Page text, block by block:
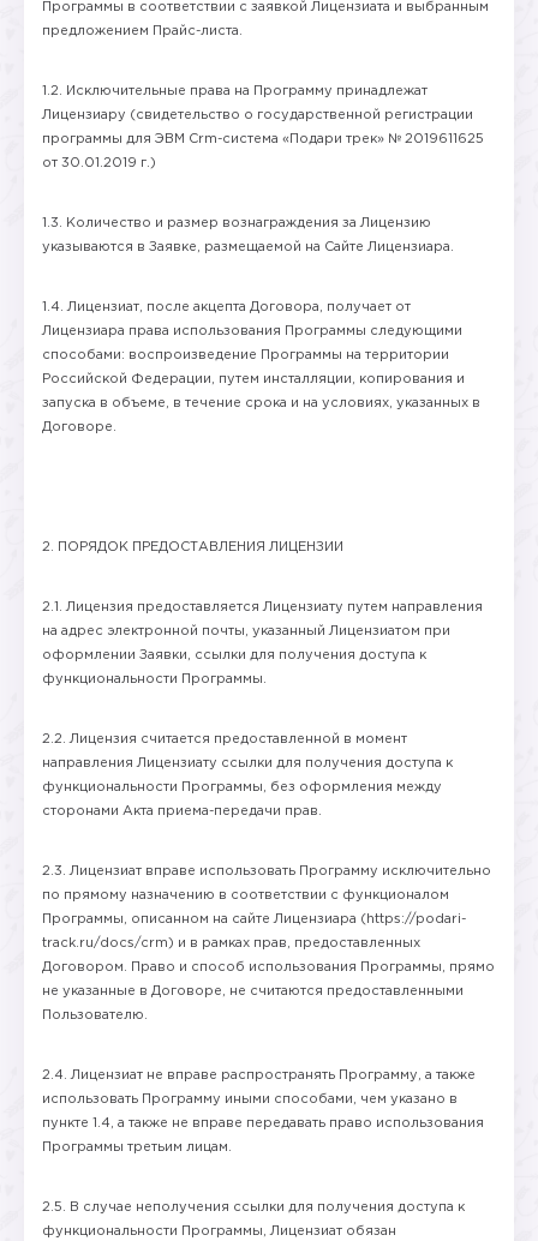
Программы в соответствии с заявкой Лицензиата и выбранным
предложением Прайс-листа.
1.2. Исключительные права на Программу принадлежат
Лицензиару (свидетельство о государственной регистрации
программы для ЭВМ Crm-система «Подари трек» № 2019611625
от 30.01.2019 г.)
1.3. Количество и размер вознаграждения за Лицензию
указываются в Заявке, размещаемой на Сайте Лицензиара.
1.4. Лицензиат, после акцепта Договора, получает от
Лицензиара права использования Программы следующими
способами: воспроизведение Программы на территории
Российской Федерации, путем инсталляции, копирования и
запуска в объеме, в течение срока и на условиях, указанных в
Договоре.
2. ПОРЯДОК ПРЕДОСТАВЛЕНИЯ ЛИЦЕНЗИИ
2.1. Лицензия предоставляется Лицензиату путем направления
на адрес электронной почты, указанный Лицензиатом при
оформлении Заявки, ссылки для получения доступа к
функциональности Программы.
2.2. Лицензия считается предоставленной в момент
направления Лицензиату ссылки для получения доступа к
функциональности Программы, без оформления между
сторонами Акта приема-передачи прав.
2.3. Лицензиат вправе использовать Программу исключительно
по прямому назначению в соответствии с функционалом
Программы, описанном на сайте Лицензиара (https://podari-
track.ru/docs/crm) и в рамках прав, предоставленных
Договором. Право и способ использования Программы, прямо
не указанные в Договоре, не считаются предоставленными
Пользователю.
2.4. Лицензиат не вправе распространять Программу, а также
использовать Программу иными способами, чем указано в
пункте 1.4, а также не вправе передавать право использования
Программы третьим лицам.
2.5. В случае неполучения ссылки для получения доступа к
функциональности Программы, Лицензиат обязан